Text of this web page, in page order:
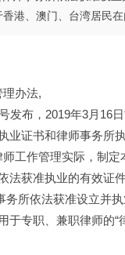
港、澳门、台湾居民
办法,
发布，2019年3月16
业证书和律师事务所
工作管理实际，制定
法获准执业的有效证
所依法获准设立并
于专职、兼职律师的